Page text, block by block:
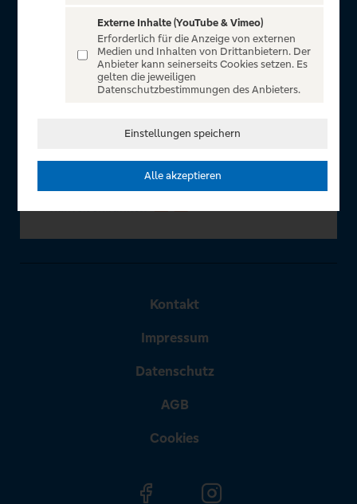
für alle Kunden der Volksbanken Raiffeisenbanken. Auf
unserem einzigartigen Portal finden Sie Tickets für
atemberaubende Konzerte, Musicals und Shows, die
Fußball-Bundesliga sowie die Champions League und die
In Zusammenarbeit mit
Kontakt
Impressum
Datenschutz
AGB
Cookies
Externe Inhalte (YouTube & Vimeo)
Erforderlich für die Anzeige von externen
Medien und Inhalten von Drittanbietern. Der
Anbieter kann seinerseits Cookies setzen. Es
gelten die jeweiligen
Datenschutzbestimmungen des Anbieters.
Einstellungen speichern
Alle akzeptieren